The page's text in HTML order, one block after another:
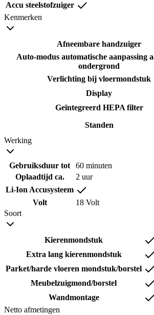
Accu steelstofzuiger
Kenmerken
Afneembare handzuiger
Auto-modus automatische aanpassing
ondergrond
Verlichting bij vloermondstuk
Display
Geïntegreerd HEPA filter
Standen
Werking
Gebruiksduur tot
60 minuten
Oplaadtijd ca.
2 uur
Li-Ion Accusysteem
Volt
18 Volt
Soort
Kierenmondstuk
Extra lang kierenmondstuk
Parket/harde vloeren mondstuk/borstel
Meubelzuigmond/borstel
Wandmontage
Netto afmetingen